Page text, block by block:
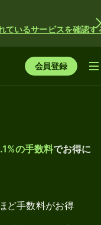
ているサービスを確認す
会員登録
の手数料でお得に
ど手数料がお得